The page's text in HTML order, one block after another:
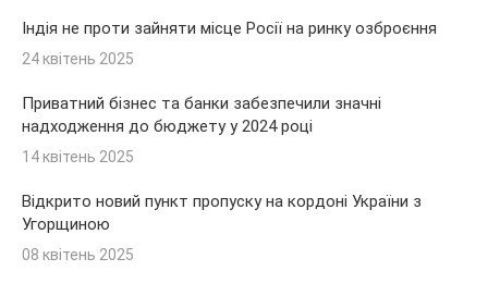
Індія не проти зайняти місце Росії на ринку озброєння
24 квітень 2025
Приватний бізнес та банки забезпечили значні
надходження до бюджету у 2024 році
14 квітень 2025
Відкрито новий пункт пропуску на кордоні України з
Угорщиною
08 квітень 2025